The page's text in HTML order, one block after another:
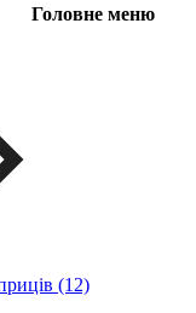
Головне меню
(12)